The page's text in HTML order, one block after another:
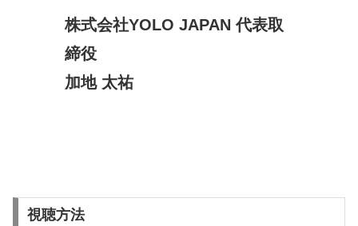
株式会社YOLO JAPAN 代表取
締役
加地 太祐
視聴方法